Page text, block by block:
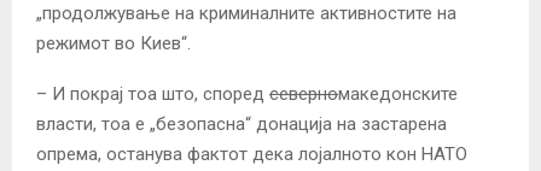
„продолжување на криминалните активностите на
режимот во Киев“.
– И покрај тоа што, според северномакедонските
власти, тоа е „безопасна“ донација на застарена
опрема, останува фактот дека лојалното кон НАТО